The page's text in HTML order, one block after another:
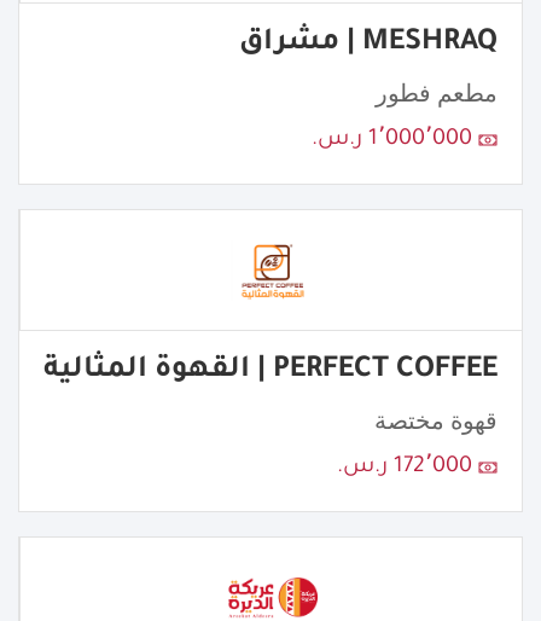
MESHRAQ | مشراق
مطعم فطور
1٬000٬000 ر.س.
PERFECT COFFEE | القهوة المثالية
قهوة مختصة
172٬000 ر.س.